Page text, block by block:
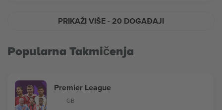
PRIKAŽI VIŠE- 20 DOGAĐAJI
Popularna Takmičenja
Premier League
GB